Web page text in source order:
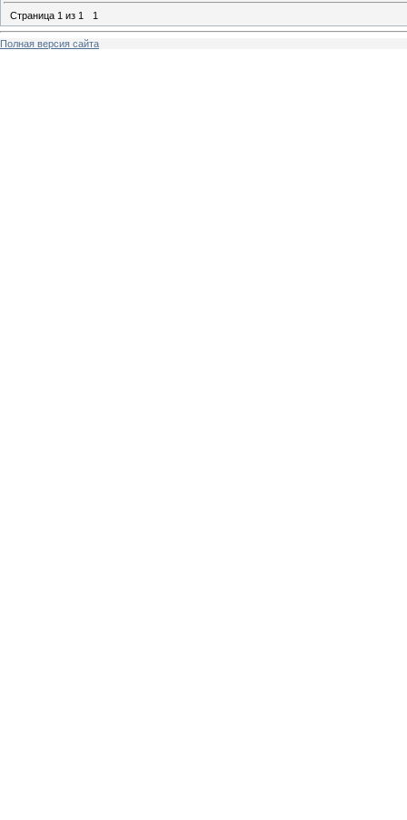
Страница 1 из 1 1
Полная версия сайта